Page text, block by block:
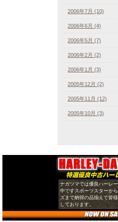
2006年7月 (10)
2006年6月 (4)
2006年5月 (7)
2006年2月 (2)
2006年1月 (3)
2005年12月 (2)
2005年11月 (12)
2005年10月 (3)
ナガツマでは優良ハーレ
中ですスポーツスターか
ズまで納得の品揃えで皆
しております。